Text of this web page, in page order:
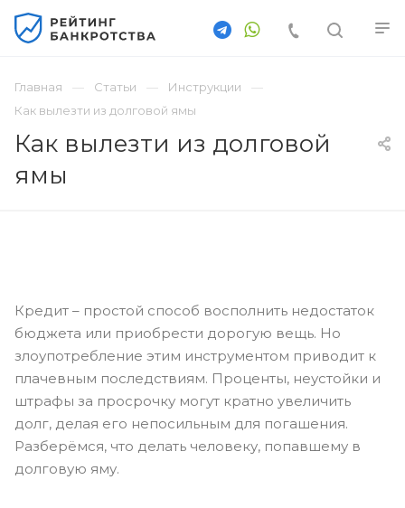
Главная Статьи
Инструкции
Как вылезти из долговой ямы
Как вылезти из долговой
ямы
Кредит – простой способ восполнить недостаток
бюджета или приобрести дорогую вещь. Но
злоупотребление этим инструментом приводит к
плачевным последствиям. Проценты, неустойки и
штрафы за просрочку могут кратно увеличить
долг, делая его непосильным для погашения.
Разберёмся, что делать человеку, попавшему в
долговую яму.